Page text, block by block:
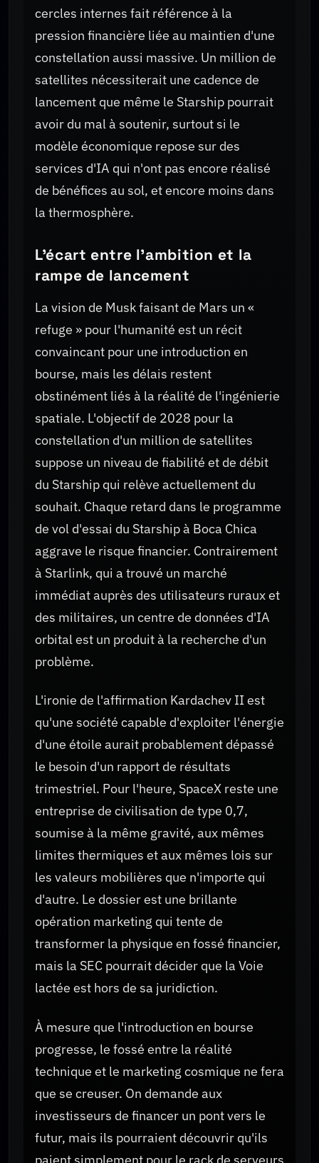
cercles internes fait référence à la
pression financière liée au maintien d'une
constellation aussi massive. Un million de
satellites nécessiterait une cadence de
lancement que même le Starship pourrait
avoir du mal à soutenir, surtout si le
modèle économique repose sur des
services d'IA qui n'ont pas encore réalisé
de bénéfices au sol, et encore moins dans
la thermosphère.
L'écart entre l'ambition et la
rampe de lancement
La vision de Musk faisant de Mars un «
refuge » pour l'humanité est un récit
convaincant pour une introduction en
bourse, mais les délais restent
obstinément liés à la réalité de l'ingénierie
spatiale. L'objectif de 2028 pour la
constellation d'un million de satellites
suppose un niveau de fiabilité et de débit
du Starship qui relève actuellement du
souhait. Chaque retard dans le programme
de vol d'essai du Starship à Boca Chica
aggrave le risque financier. Contrairement
à Starlink, qui a trouvé un marché
immédiat auprès des utilisateurs ruraux et
des militaires, un centre de données d'IA
orbital est un produit à la recherche d'un
problème.
L'ironie de l'affirmation Kardachev II est
qu'une société capable d'exploiter l'énergie
d'une étoile aurait probablement dépassé
le besoin d'un rapport de résultats
trimestriel. Pour l'heure, SpaceX reste une
entreprise de civilisation de type 0,7,
soumise à la même gravité, aux mêmes
limites thermiques et aux mêmes lois sur
les valeurs mobilières que n'importe qui
d'autre. Le dossier est une brillante
opération marketing qui tente de
transformer la physique en fossé financier,
mais la SEC pourrait décider que la Voie
lactée est hors de sa juridiction.
À mesure que l'introduction en bourse
progresse, le fossé entre la réalité
technique et le marketing cosmique ne fera
que se creuser. On demande aux
investisseurs de financer un pont vers le
futur, mais ils pourraient découvrir qu'ils
paient simplement pour le rack de serveurs